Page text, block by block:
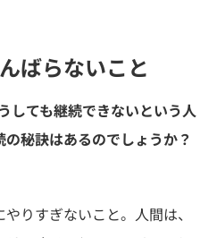
ばらないこと
しても継続できないという人
秘訣はあるのでしょうか？
りすぎないこと。人間は、